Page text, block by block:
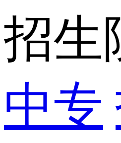
招生
中专